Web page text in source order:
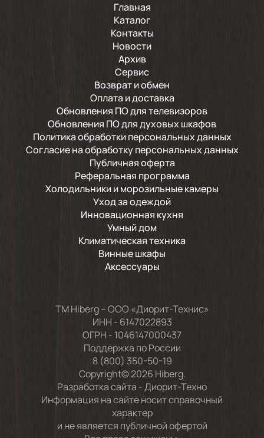
Главная
Каталог
Контакты
Новости
Архив
Сервис
Возврат и обмен
Оплата и доставка
Обновления ПО для телевизоров
Обновления ПО для духовых шкафов
Политика обработки персональных данных
Согласие на обработку персональных данных
Публичная оферта
Реферальная программа
Холодильники и морозильные камеры
Уход за одеждой
Инновационная кухня
Умный дом
Климатическая техника
Винные шкафы
Аксессуары
TM Hiberg – ООО «Диорит-Технис»
ИНН - 6147022893
ОГРН - 1046147000437
Поддержка по России
8 (800) 350-50-19
Copyright© 2026 Hiberg.
Разработка сайта -Диорит-Техно
Информация на сайте носит справочный
характер
и не является публичной офертой